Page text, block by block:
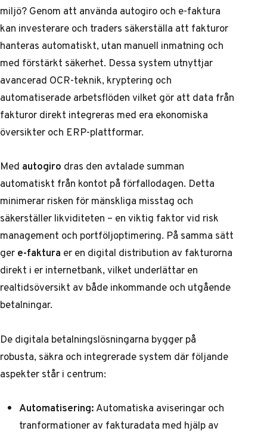
miljö? Genom att använda autogiro och e-faktura
kan investerare och traders säkerställa att fakturor
hanteras automatiskt, utan manuell inmatning och
med förstärkt säkerhet. Dessa system utnyttjar
avancerad OCR-teknik, kryptering och
automatiserade arbetsflöden vilket gör att data från
fakturor direkt integreras med era ekonomiska
översikter och ERP-plattformar.
Med autogiro dras den avtalade summan
automatiskt från kontot på förfallodagen. Detta
minimerar risken för mänskliga misstag och
säkerställer likviditeten – en viktig faktor vid risk
management och portföljoptimering. På samma sätt
gere-faktura er en digital distribution av fakturorna
direkt i er internetbank, vilket underlättar en
realtidsöversikt av både inkommande och utgående
betalningar.
De digitala betalningslösningarna bygger på
robusta, säkra och integrerade system där följande
aspekter står i centrum:
Automatisering:Automatiska aviseringar och
tranformationer av fakturadata med hjälp av